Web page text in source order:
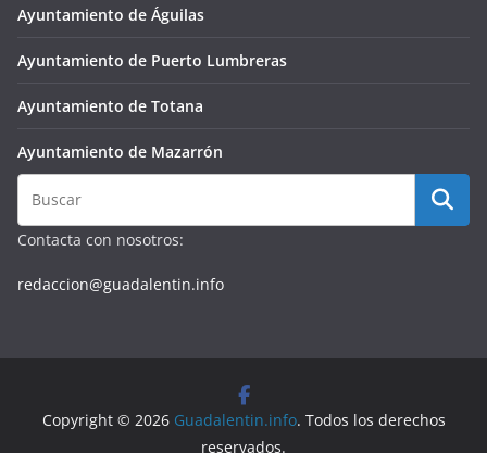
Ayuntamiento de Águilas
Ayuntamiento de Puerto Lumbreras
Ayuntamiento de Totana
Ayuntamiento de Mazarrón
Contacta con nosotros:
redaccion@guadalentin.info
Copyright © 2026 Guadalentin.info. Todos los derechos
reservados.